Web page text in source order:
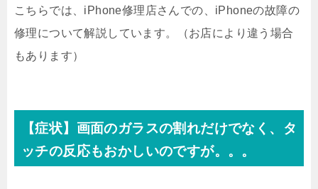
こちらでは、iPhone修理店さんでの、iPhoneの故障の
修理について解説しています。（お店により違う場合
もあります）
【症状】画面のガラスの割れだけでなく、タ
ッチの反応もおかしいのですが。。。